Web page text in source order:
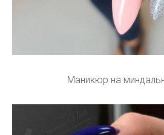
Маникюр на